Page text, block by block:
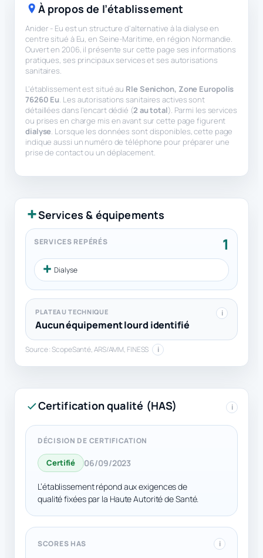
À propos de l’établissement
Anider - Eu est un structure d'alternative à la dialyse en
centre situé à Eu, en Seine-Maritime, en région Normandie.
Ouvert en 2006, il présente sur cette page ses informations
pratiques, ses principaux services et ses autorisations
sanitaires.
L’établissement est situé au Rle Senichon, Zone Europolis
76260 Eu . Les autorisations sanitaires actives sont
détaillées dans l’encart dédié (2 au total). Parmi les services
ou prises en charge mis en avant sur cette page figurent
dialyse . Lorsque les données sont disponibles, cette page
indique aussi un numéro de téléphone pour préparer une
prise de contact ou un déplacement.
Services & équipements
SERVICES REPÉRÉS 1
Dialyse
PLATEAU TECHNIQUE
Aucun équipement lourd identifié
i
Source : ScopeSanté, ARS/AMM, FINESS i
Certification qualité (HAS) i
DÉCISION DE CERTIFICATION
Certifié 06/09/2023
L’établissement répond aux exigences de
qualité fixées par la Haute Autorité de Santé.
SCORES HAS i